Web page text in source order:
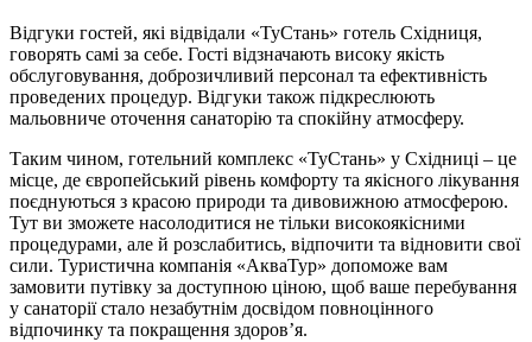
Відгуки гостей, які відвідали «ТуСтань» готель Східниця,
говорять самі за себе. Гості відзначають високу якість
обслуговування, доброзичливий персонал та ефективність
проведених процедур. Відгуки також підкреслюють
мальовниче оточення санаторію та спокійну атмосферу.
Таким чином, готельний комплекс «ТуСтань» у Східниці – це
місце, де європейський рівень комфорту та якісного лікування
поєднуються з красою природи та дивовижною атмосферою.
Тут ви зможете насолодитися не тільки високоякісними
процедурами, але й розслабитись, відпочити та відновити свої
сили. Туристична компанія «АкваТур» допоможе вам
замовити путівку за доступною ціною, щоб ваше перебування
у санаторії стало незабутнім досвідом повноцінного
відпочинку та покращення здоров’я.